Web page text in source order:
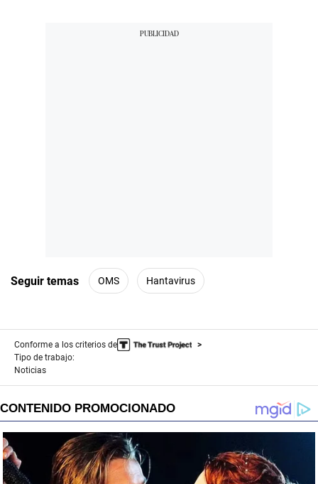
Seguir temas OMS Hantavirus
Conforme a los criterios de
Tipo de trabajo:
Noticias